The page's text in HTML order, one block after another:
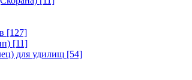
[127]
[11]
для удилищ [54]